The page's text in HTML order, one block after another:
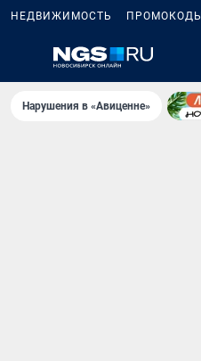
НЕДВИЖИМОСТЬ ПРОМОКОДЫ
Нарушения в «Авиценне»